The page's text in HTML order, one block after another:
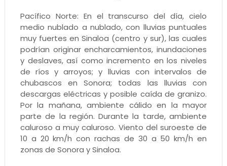
Pacífico Norte: En el transcurso del día, cielo
medio nublado a nublado, con lluvias puntuales
muy fuertes en Sinaloa (centro y sur), las cuales
podrían originar encharcamientos, inundaciones
y deslaves, así como incremento en los niveles
de ríos y arroyos; y lluvias con intervalos de
chubascos en Sonora; todas las lluvias con
descargas eléctricas y posible caída de granizo.
Por la mañana, ambiente cálido en la mayor
parte de la región. Durante la tarde, ambiente
caluroso a muy caluroso. Viento del suroeste de
10 a 20 km/h con rachas de 30 a 50 km/h en
zonas de Sonora y Sinaloa.